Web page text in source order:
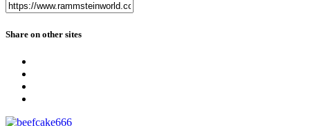
Share on other sites